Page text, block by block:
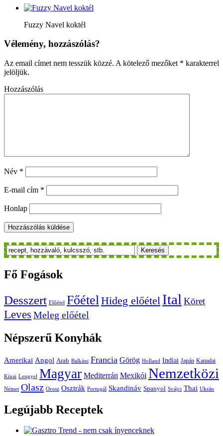
Fuzzy Navel koktél
Vélemény, hozzászólás?
Az email címet nem tesszük közzé. A kötelező mezőket * karakterrel
jelöljük.
Hozzászólás
Név *
E-mail cím *
Honlap
Keresés
Fő Fogások
Desszert Előétel Főétel Hideg előétel Ital Köret
Leves Meleg előétel
Népszerű Konyhák
Amerikai Angol Arab Balkáni Francia Görög Holland Indiai Japán Kanadai
Kínai Lengyel Magyar Mediterrán Mexikói Nemzetközi
Német Olasz Orosz Osztrák Portugál Skandináv Spanyol Svájci Thai Ukrán
Legújabb Receptek